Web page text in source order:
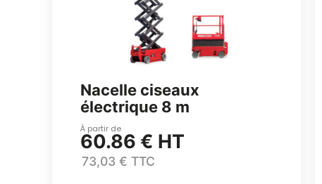
Nacelle ciseaux
électrique 8 m
À partir de
60.86 € HT
73,03 € TTC